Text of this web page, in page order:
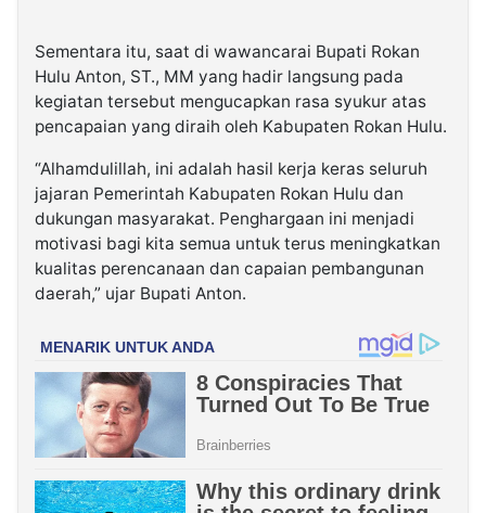
Sementara itu, saat di wawancarai Bupati Rokan
Hulu Anton, ST., MM yang hadir langsung pada
kegiatan tersebut mengucapkan rasa syukur atas
pencapaian yang diraih oleh Kabupaten Rokan Hulu.
“Alhamdulillah, ini adalah hasil kerja keras seluruh
jajaran Pemerintah Kabupaten Rokan Hulu dan
dukungan masyarakat. Penghargaan ini menjadi
motivasi bagi kita semua untuk terus meningkatkan
kualitas perencanaan dan capaian pembangunan
daerah,” ujar Bupati Anton.